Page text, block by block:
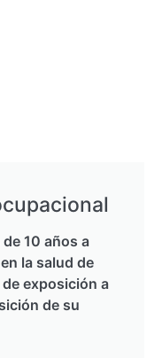
10 años a
la salud de
exposición a
de su